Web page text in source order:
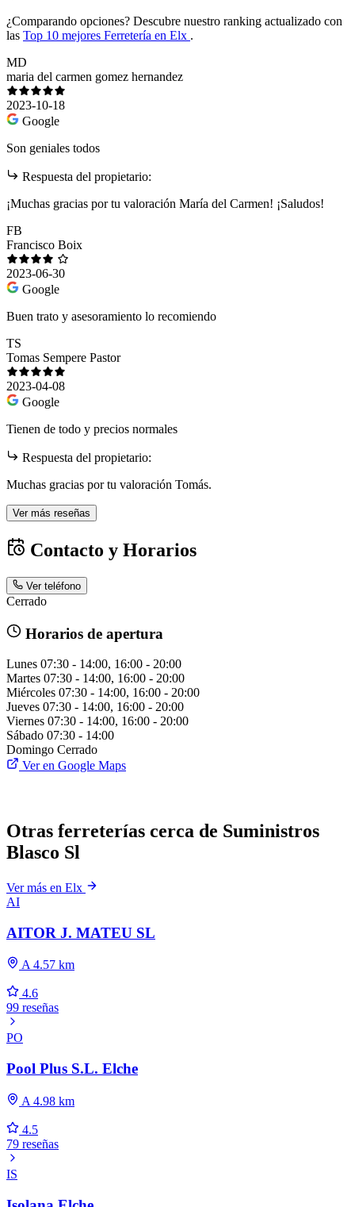
¿Comparando opciones? Descubre nuestro ranking actualizado con
las Top 10 mejores Ferretería en Elx .
MD
maria del carmen gomez hernandez
2023-10-18
Google
Son geniales todos
Respuesta del propietario:
¡Muchas gracias por tu valoración María del Carmen! ¡Saludos!
FB
Francisco Boix
2023-06-30
Google
Buen trato y asesoramiento lo recomiendo
TS
Tomas Sempere Pastor
2023-04-08
Google
Tienen de todo y precios normales
Respuesta del propietario:
Muchas gracias por tu valoración Tomás.
Ver más reseñas
Contacto y Horarios
Ver teléfono
Cerrado
Horarios de apertura
Lunes 07:30 - 14:00, 16:00 - 20:00
Martes 07:30 - 14:00, 16:00 - 20:00
Miércoles 07:30 - 14:00, 16:00 - 20:00
Jueves 07:30 - 14:00, 16:00 - 20:00
Viernes 07:30 - 14:00, 16:00 - 20:00
Sábado 07:30 - 14:00
Domingo Cerrado
Ver en Google Maps
Otras ferreterías cerca de Suministros
Blasco Sl
Ver más en Elx
AI
AITOR J. MATEU SL
A 4.57 km
4.6
99 reseñas
PO
Pool Plus S.L. Elche
A 4.98 km
4.5
79 reseñas
IS